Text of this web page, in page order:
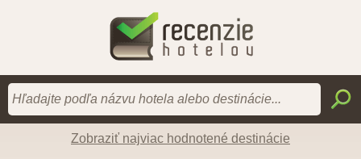
Zobraziť najviac hodnotené destinácie